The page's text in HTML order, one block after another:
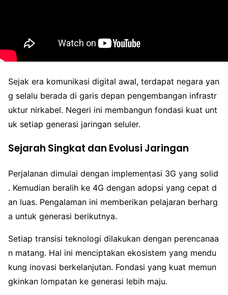
Sejak era komunikasi digital awal, terdapat negara yan
g selalu berada di garis depan pengembangan infrastr
uktur nirkabel. Negeri ini membangun fondasi kuat unt
uk setiap generasi jaringan seluler.
Sejarah Singkat dan Evolusi Jaringan
Perjalanan dimulai dengan implementasi 3G yang solid
. Kemudian beralih ke 4G dengan adopsi yang cepat d
an luas. Pengalaman ini memberikan pelajaran berharg
a untuk generasi berikutnya.
Setiap transisi teknologi dilakukan dengan perencanaa
n matang. Hal ini menciptakan ekosistem yang mendu
kung inovasi berkelanjutan. Fondasi yang kuat memun
gkinkan lompatan ke generasi lebih maju.